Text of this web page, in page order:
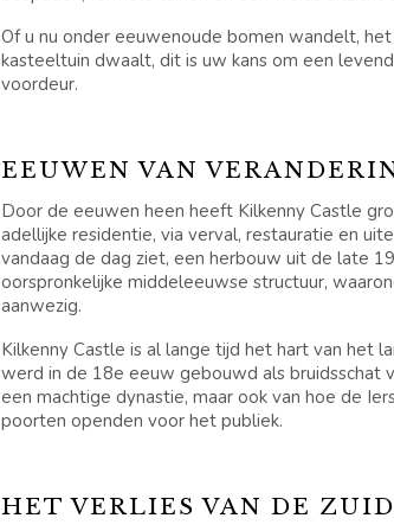
Of u nu onder eeuwenoude bomen wandelt,
kasteeltuin dwaalt, dit is uw kans om een
voordeur.
EEUWEN VAN
Door de eeuwen heen heeft Kilkenny Castle
adellijke residentie, via verval, restauratie en
vandaag de dag ziet, een herbouw uit de late
oorspronkelijke middeleeuwse structuur,
aanwezig.
Kilkenny Castle is al lange tijd het hart van het
werd in de 18e eeuw gebouwd als bruidsschat
een machtige dynastie, maar ook van hoe de
poorten openden voor het publiek.
HET VERLIES VAN DE